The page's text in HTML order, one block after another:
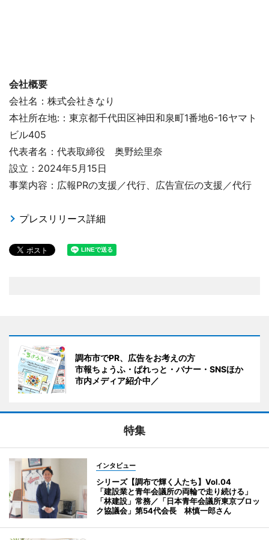
会社概要
会社名：株式会社きなり
本社所在地:：東京都千代田区神田和泉町1番地6-16ヤマト
ビル405
代表者名：代表取締役 奥野絵里奈
設立：2024年5月15日
事業内容：広報PRの支援／代行、広告宣伝の支援／代行
プレスリリース詳細
調布市でPR、広告をお考えの方
市報ちょうふ・ぱれっと・バナー・SNSほか
市内メディア紹介中／
特集
インタビュー
シリーズ【調布で輝く人たち】Vol.04
「建設業と青年会議所の両輪で走り続ける」
「林建設」常務／「日本青年会議所東京ブロッ
ク協議会」第54代会長 林慎一郎さん